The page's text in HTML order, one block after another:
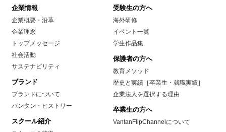
企業情報
企業概要・沿革
企業理念
トップメッセージ
社会活動
サステナビリティ
ブランド
ブランドについて
バンタン・ヒストリー
スクール紹介
受験生の方へ
海外研修
イベント一覧
学生作品集
保護者の方へ
教育メソッド
歴史と実績［卒業生・就職実績］
企業法人を選択する理由
卒業生の方へ
VantanFlipChannelについて